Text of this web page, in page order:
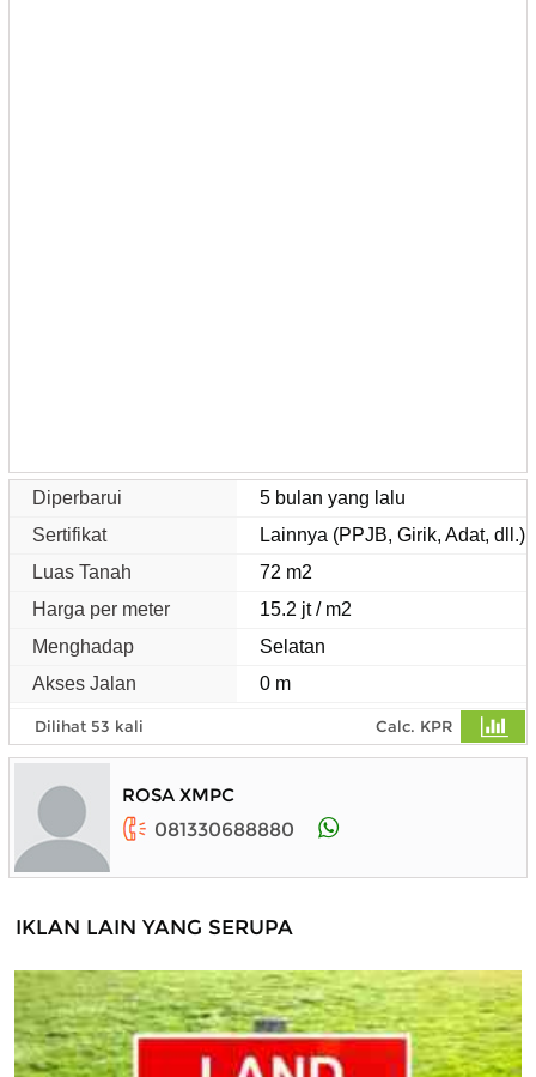
Diperbarui
5 bulan yang lalu
Sertifikat
Lainnya (PPJB, Girik, Adat, dll.)
Luas Tanah
72 m2
Harga per meter
15.2 jt / m2
Menghadap
Selatan
Akses Jalan
0 m
Dilihat 53 kali Calc. KPR
ROSA XMPC
081330688880
IKLAN LAIN YANG SERUPA